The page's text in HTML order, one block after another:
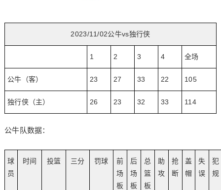
2023/11/02公牛vs独行侠
1 2 3 4 全场
公牛（客） 23 27 33 22 105
独行侠（主） 26 23 32 33 114
公牛队数据：
球
员
时间 投篮 三分 罚球
前
场
板
后
场
板
总
篮
板
助
攻
抢
断
盖
帽
失
误
犯
规